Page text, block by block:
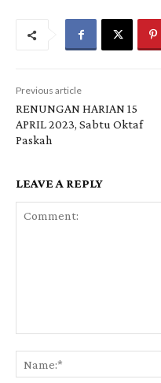
Previous article
RENUNGAN HARIAN 15
APRIL 2023, Sabtu Oktaf
Paskah
LEAVE A REPLY